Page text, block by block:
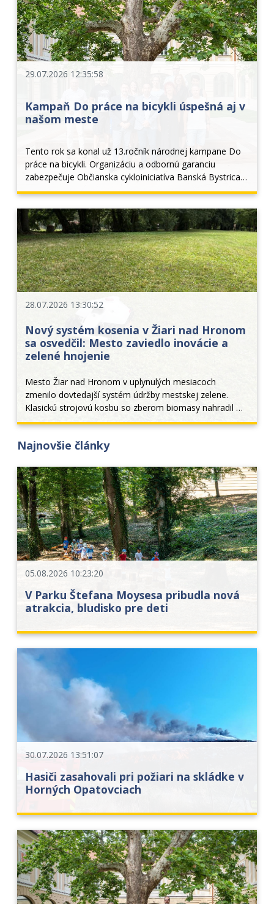
29.07.2026 12:35:58
Kampaň Do práce na bicykli úspešná aj v
našom meste
Tento rok sa konal už 13.ročník národnej kampane Do
práce na bicykli. Organizáciu a odbornú garanciu
zabezpečuje Občianska cykloiniciatíva Banská Bystrica,
hlavným vyhlasovateľom je národný cyklokoordinátor
28.07.2026 13:30:52
Nový systém kosenia v Žiari nad Hronom
sa osvedčil: Mesto zaviedlo inovácie a
zelené hnojenie
Mesto Žiar nad Hronom v uplynulých mesiacoch
zmenilo dovtedajší systém údržby mestskej zelene.
Klasickú strojovú kosbu so zberom biomasy nahradil
moderný režim permanentného kosenia a mulčovania.
p
Najnovšie články
05.08.2026 10:23:20
V Parku Štefana Moysesa pribudla nová
atrakcia, bludisko pre deti
30.07.2026 13:51:07
Hasiči zasahovali pri požiari na skládke v
Horných Opatovciach